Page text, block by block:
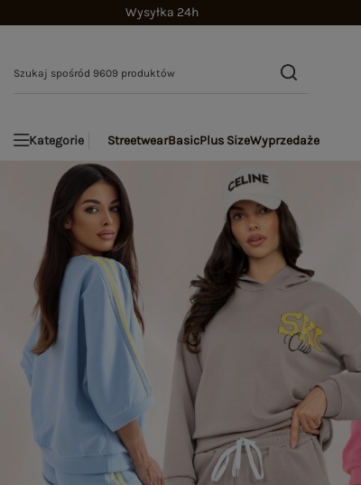
Wysyłka 24h
Kategorie StreetwearBasicPlus SizeWyprzedaże